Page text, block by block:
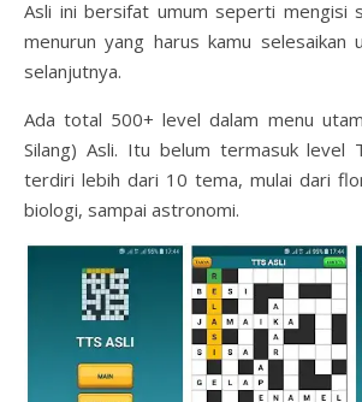
Asli ini bersifat umum seperti mengisi
menurun yang harus kamu selesaikan
selanjutnya.
Ada total 500+ level dalam menu
Silang) Asli. Itu belum termasuk level
terdiri lebih dari 10 tema, mulai dari
biologi, sampai astronomi.